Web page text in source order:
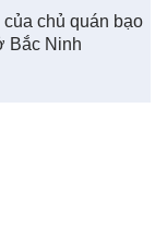
chủ quán bạo
Bắc Ninh